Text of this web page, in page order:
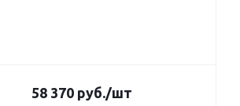
58 370 руб./шт